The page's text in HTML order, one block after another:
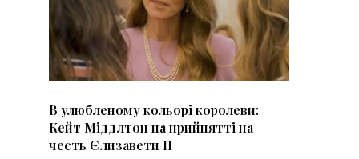
В улюбленому кольорі королеви:
Кейт Міддлтон на прийнятті на
честь Єлизавети II